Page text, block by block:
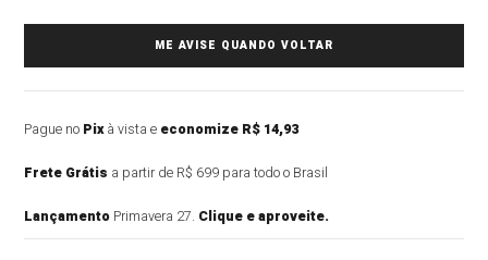
Pague no Pixà vista e economize R$ 14,93
Frete Grátis a partir de R$ 699 para todo o Brasil
Lançamento Primavera 27. Clique e aproveite.